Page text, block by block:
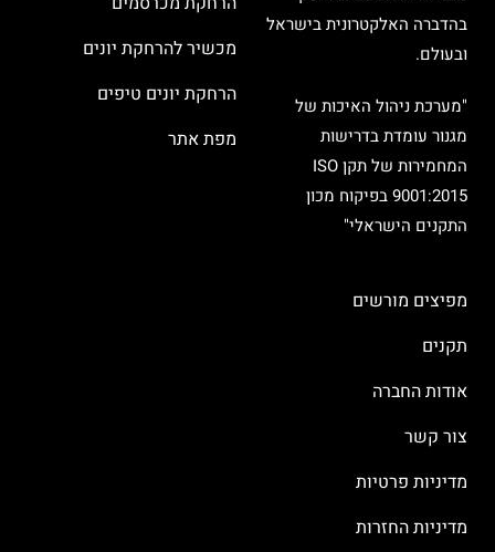
בהדברה האלקטרונית בישראל
ובעולם.
"מערכת ניהול האיכות של
מגנור עומדת בדרישות
המחמירות של תקן ISO
9001:2015 בפיקוח מכון
התקנים הישראלי"
מכשיר להרחקת יונים
הרחקת יונים טיפים
מפת אתר
מפיצים מורשים
תקנים
אודות החברה
צור קשר
מדיניות פרטיות
מדיניות החזרות